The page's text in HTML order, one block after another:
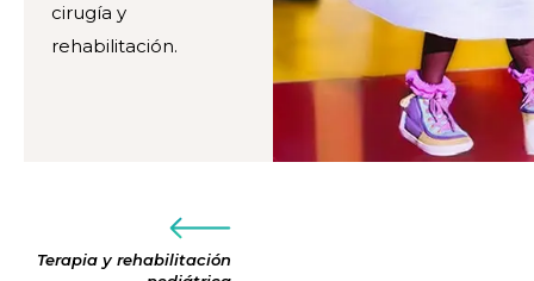
cirugía y
rehabilitación.
Terapia y rehabilitación